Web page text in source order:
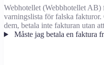
Webhotellet (Webbhotellet AB)
varningslista för falska
dem, betala inte fakturan utan
Måste jag betala en faktura